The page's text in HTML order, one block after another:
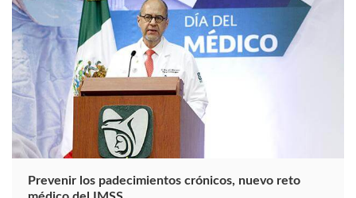
Prevenir los padecimientos crónicos, nuevo reto